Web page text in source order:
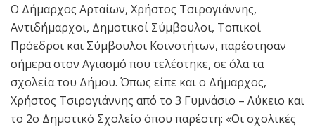
Ο Δήμαρχος Αρταίων, Χρήστος Τσιρογιάννης,
Αντιδήμαρχοι, Δημοτικοί Σύμβουλοι, Τοπικοί
Πρόεδροι και Σύμβουλοι Κοινοτήτων, παρέστησαν
σήμερα στον Αγιασμό που τελέστηκε, σε όλα τα
σχολεία του Δήμου. Όπως είπε και ο Δήμαρχος,
Χρήστος Τσιρογιάννης από το 3 Γυμνάσιο – Λύκειο και
το 2ο Δημοτικό Σχολείο όπου παρέστη: «Οι σχολικές